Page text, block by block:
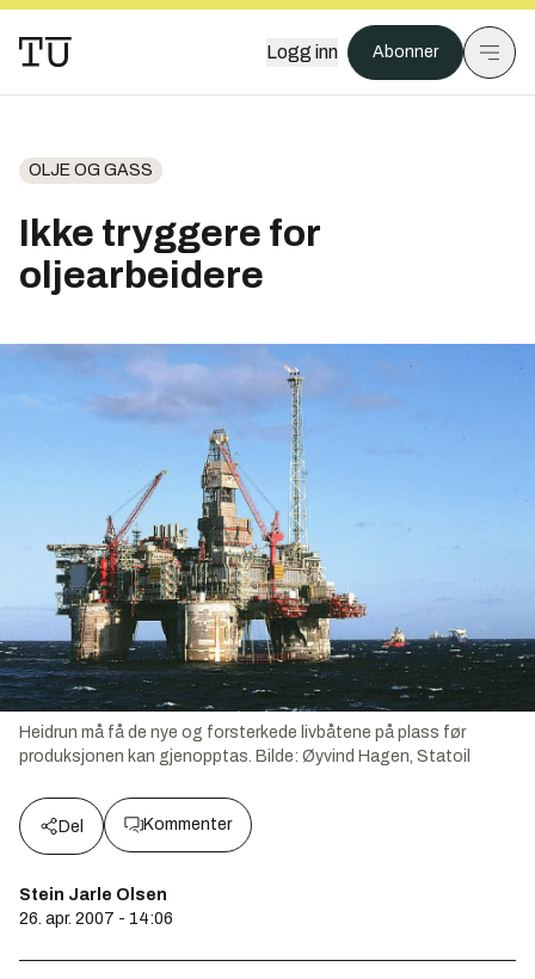
Logg inn Abonner
OLJE OG GASS
Ikke tryggere for
oljearbeidere
Heidrun må få de nye og forsterkede livbåtene på plass før
produksjonen kan gjenopptas. Bilde: Øyvind Hagen, Statoil
Del Kommenter
Stein Jarle Olsen
26. apr. 2007 - 14:06